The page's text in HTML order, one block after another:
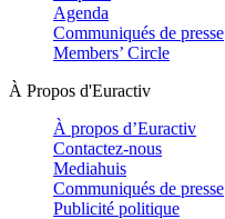
Agenda
Communiqués de presse
Members’ Circle
À Propos d'Euractiv
À propos d’Euractiv
Contactez-nous
Mediahuis
Communiqués de presse
Publicité politique